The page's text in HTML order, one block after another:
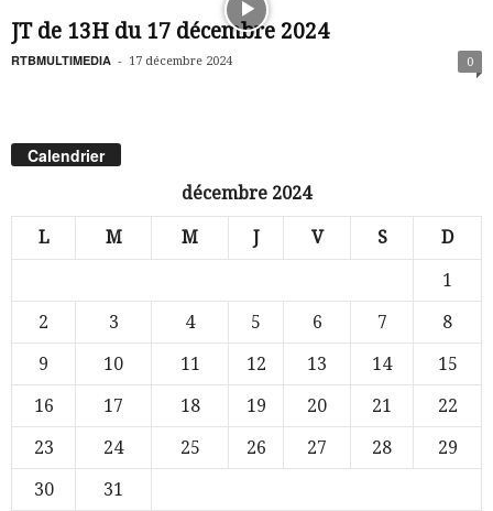
JT de 13H du 17 décembre 2024
RTBMULTIMEDIA - 17 décembre 2024 0
Calendrier
décembre 2024
L M M J V S D
1
2
3 4 5 6 7
8
9
10 11 12 13 14
15
16
17 18 19 20 21
22
23
24 25 26 27 28
29
30
31